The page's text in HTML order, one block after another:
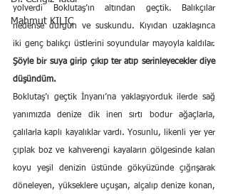
Mahmut KILIÇ
yolverdi Boklutaş’ın altından geçtik. Balıkçılar
nedense durgun ve suskundu. Kıyıdan uzaklaşınca
Şöyle bir suya girip çıkıp ter atıp serinleyecekler diye
düşündüm.
Boklutaş’ı geçtik İnyanı’na yaklaşıyorduk ilerde sağ
yanımızda denize dik inen sırtı bodur ağaçlarla,
çalılarla kaplı kayalıklar vardı. Yosunlu, likenli yer yer
çıplak boz ve kahverengi kayaların gölgesinde kalan
koyu yeşil denizin üstünde gökyüzünde çığrışarak
döneleyen, yükseklere uçuşan, alçalıp denize konan,